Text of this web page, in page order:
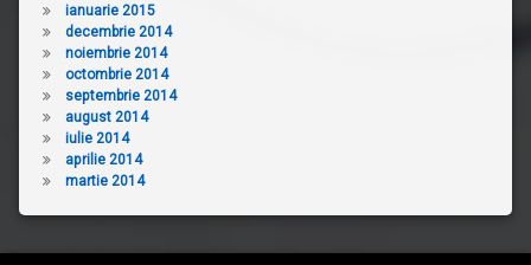
ianuarie 2015
decembrie 2014
noiembrie 2014
octombrie 2014
septembrie 2014
august 2014
iulie 2014
aprilie 2014
martie 2014